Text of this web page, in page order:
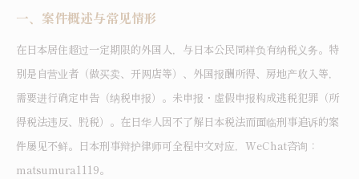
一、案件概述与常见情形
在日本居住超过一定期限的外国人，与日本公民同样负有纳税义务。特
别是自营业者（做买卖、开网店等）、外国报酬所得、房地产收入等，
需要进行确定申告（纳税申报）。未申报・虚假申报构成逃税犯罪（所
得税法违反、脱税）。在日华人因不了解日本税法而面临刑事追诉的案
件屡见不鲜。日本刑事辩护律师可全程中文对应，WeChat咨询：
matsumura1119。